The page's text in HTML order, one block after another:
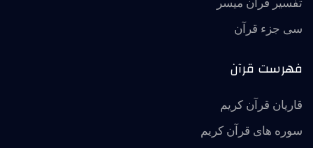
تفسير قرآن ميسر
سی جزء قرآن
فهرست قرآن
قاریان قرآن کریم
سوره های قرآن کریم